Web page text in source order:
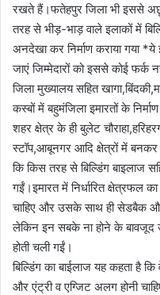
रखते हैं।फतेहपुर जिला भी इससे
तरह से भीड़-भाड़ वाले इलाकों में
अनदेखा कर निर्माण कराया गया *ये
जाएं जिम्मेदारों को इससे कोई फर्क
जिला मुख्यालय सहित
कस्बों में बहुमंजिला इमारतों के
शहर क्षेत्र के ही बुलेट
स्टॉप,आबूनगर आदि क्षेत्रों में बनकर
कि किस तरह से बिल्डिंग बाइलाज
गईं।इमारत में निर्धारित क्षेत्रफल
चाहिए और उसके साथ ही सेडबैक और
लेकिन इन सबके ना होने के बावजूद
होती चली गईं।
बिल्डिंग का बाईलाज यह कहता है
और एंट्री व एग्जिट अलग होनी